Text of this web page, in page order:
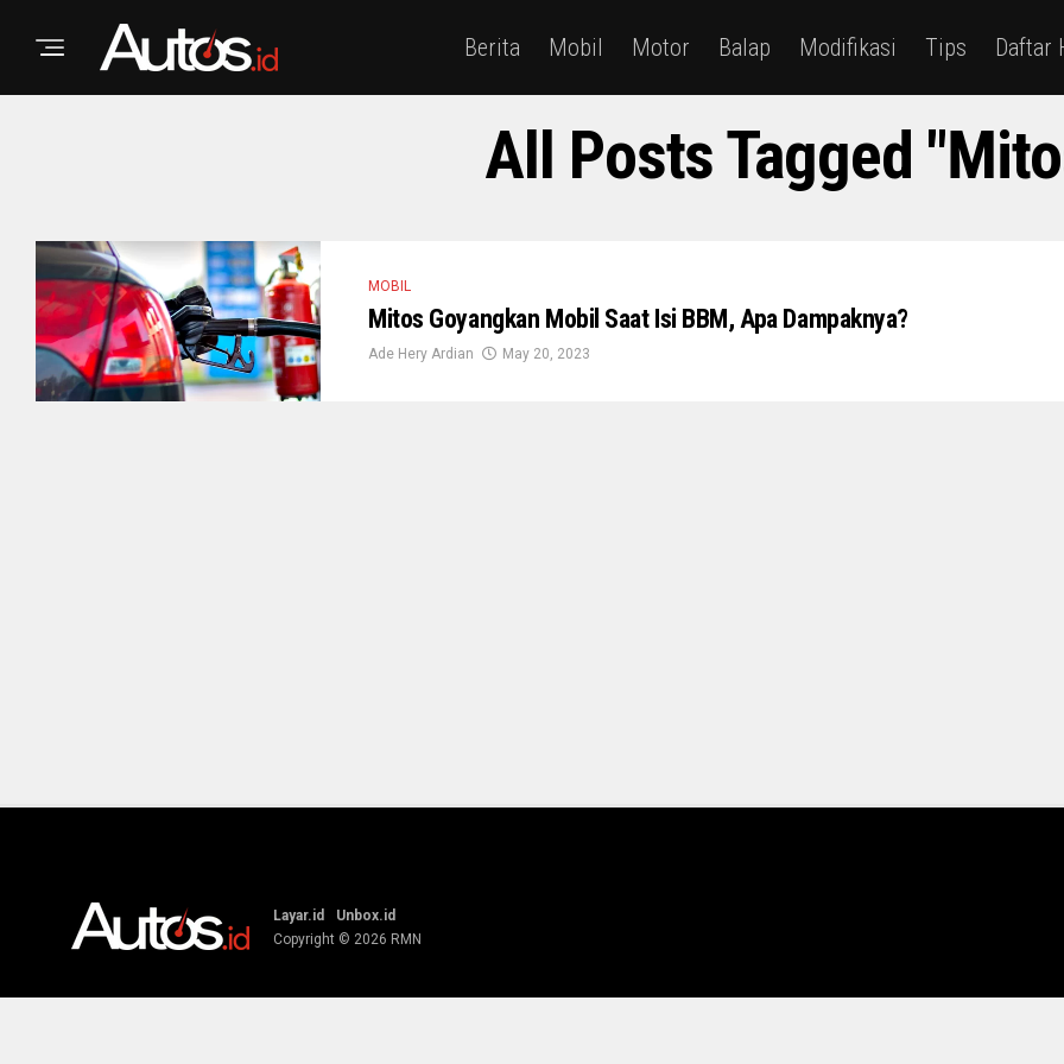
Berita Mobil Motor Balap Modifikasi Tips Daftar
All Posts Tagged
MOBIL
Mitos Goyangkan Mobil Saat Isi BBM, Apa Dampaknya?
Ade Hery Ardian May 20, 2023
Layar.id
Unbox.id
Copyright © 2026 RMN